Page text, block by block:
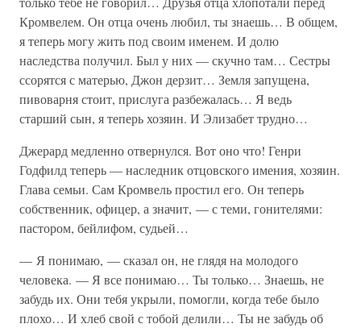
Кромвелем. Он отца очень любил, ты знаешь… В общем,
я теперь могу жить под своим именем. И долю
наследства получил. Был у них — скучно там… Сестры
ссорятся с матерью, Джон дерзит… Земля запущена,
пивоварня стоит, прислуга разбежалась… Я ведь
старший сын, я теперь хозяин. И Элизабет трудно…
Джерард медленно отвернулся. Вот оно что! Генри
Годфилд теперь — наследник отцовского имения, хозяин.
Глава семьи. Сам Кромвель простил его. Он теперь
собственник, офицер, а значит, — с теми, гонителями:
пастором, бейлифом, судьей…
— Я понимаю, — сказал он, не глядя на молодого
человека. — Я все понимаю… Ты только… Знаешь, не
забудь их. Они тебя укрыли, помогли, когда тебе было
плохо… И хлеб свой с тобой делили… Ты не забудь об